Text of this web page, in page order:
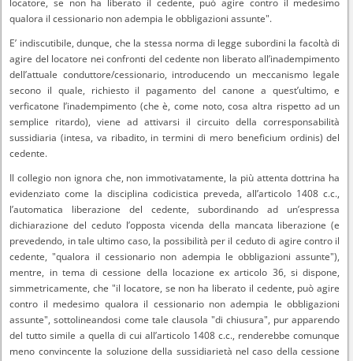
locatore, se non ha liberato il cedente, può agire contro il medesimo
qualora il cessionario non adempia le obbligazioni assunte".
E’ indiscutibile, dunque, che la stessa norma di legge subordini la facoltà di
agire del locatore nei confronti del cedente non liberato all’inadempimento
dell’attuale conduttore/cessionario, introducendo un meccanismo legale
secono il quale, richiesto il pagamento del canone a quest’ultimo, e
verficatone l’inadempimento (che è, come noto, cosa altra rispetto ad un
semplice ritardo), viene ad attivarsi il circuito della corresponsabilità
sussidiaria (intesa, va ribadito, in termini di mero beneficium ordinis) del
cedente.
Il collegio non ignora che, non immotivatamente, la più attenta dottrina ha
evidenziato come la disciplina codicistica preveda, all’articolo 1408 c.c.,
l’automatica liberazione del cedente, subordinando ad un’espressa
dichiarazione del ceduto l’opposta vicenda della mancata liberazione (e
prevedendo, in tale ultimo caso, la possibilità per il ceduto di agire contro il
cedente, "qualora il cessionario non adempia le obbligazioni assunte"),
mentre, in tema di cessione della locazione ex articolo 36, si dispone,
simmetricamente, che "il locatore, se non ha liberato il cedente, può agire
contro il medesimo qualora il cessionario non adempia le obbligazioni
assunte", sottolineandosi come tale clausola "di chiusura", pur apparendo
del tutto simile a quella di cui all’articolo 1408 c.c., renderebbe comunque
meno convincente la soluzione della sussidiarietà nel caso della cessione